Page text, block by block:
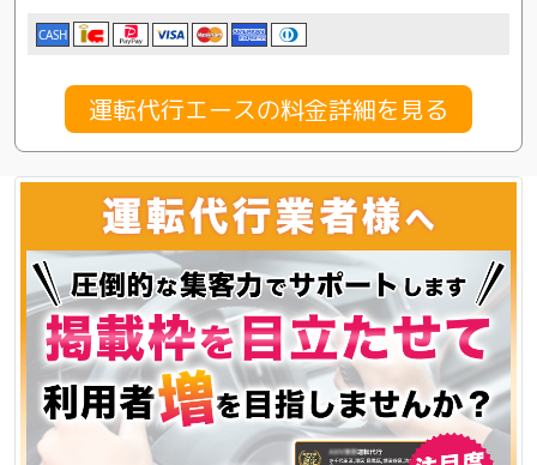
CASH
運転代行エースの料金詳細を見る